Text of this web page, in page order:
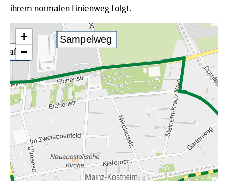
ihrem normalen Linienweg folgt.